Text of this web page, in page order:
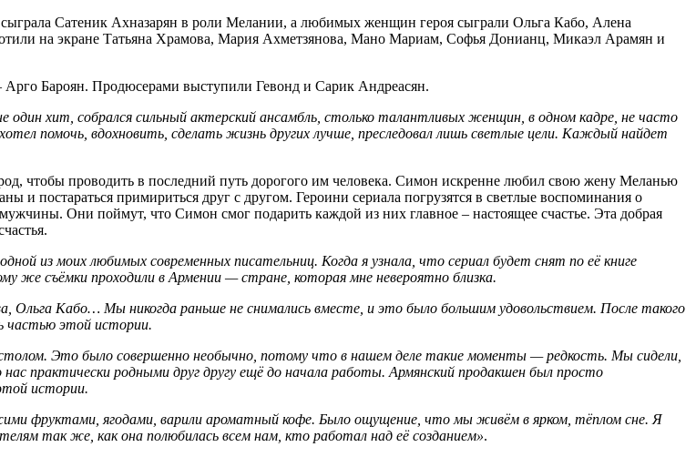
Сатеник Ахназарян в роли Мелании, а любимых женщин героя сыграли Ольга Кабо, Алена
на экране Татьяна Храмова, Мария Ахметзянова, Мано Мариам, Софья Донианц, Микаэл Арамян и
Бароян. Продюсерами выступили Гевонд и Сарик Андреасян.
один хит, собрался сильный актерский ансамбль, столько талантливых женщин, в одном кадре, не часто
помочь, вдохновить, сделать жизнь других лучше, преследовал лишь светлые цели. Каждый найдет
чтобы проводить в последний путь дорогого им человека. Симон искренне любил свою жену Меланью
и постараться примириться друг с другом. Героини сериала погрузятся в светлые воспоминания о
Они поймут, что Симон смог подарить каждой из них главное – настоящее счастье. Эта добрая
из моих любимых современных писательниц. Когда я узнала, что сериал будет снят по её книге
же съёмки проходили в Армении — стране, которая мне невероятно близка.
Ольга Кабо… Мы никогда раньше не снимались вместе, и это было большим удовольствием. После такого
частью этой истории.
Это было совершенно необычно, потому что в нашем деле такие моменты — редкость. Мы сидели,
практически родными друг другу ещё до начала работы. Армянский продакшен был просто
истории.
фруктами, ягодами, варили ароматный кофе. Было ощущение, что мы живём в ярком, тёплом сне. Я
так же, как она полюбилась всем нам, кто работал над её созданием».